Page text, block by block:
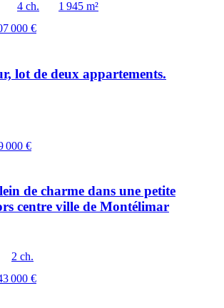
4 ch.
1 945 m²
000 €
lot de deux appartements.
000 €
de charme dans une petite
centre ville de Montélimar
2 ch.
000 €